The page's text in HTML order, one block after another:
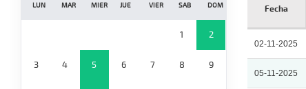
LUN MAR MIER JUE VIER SAB DOM
1 2
3 4 5 6 7 8 9
Fecha
02-11-2025
05-11-2025